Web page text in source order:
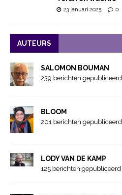
23 januari 2025 0
AUTEURS
SALOMON BOUMAN
239 berichten gepubliceerd
BLOOM
201 berichten gepubliceerd
LODY VAN DE KAMP
125 berichten gepubliceerd